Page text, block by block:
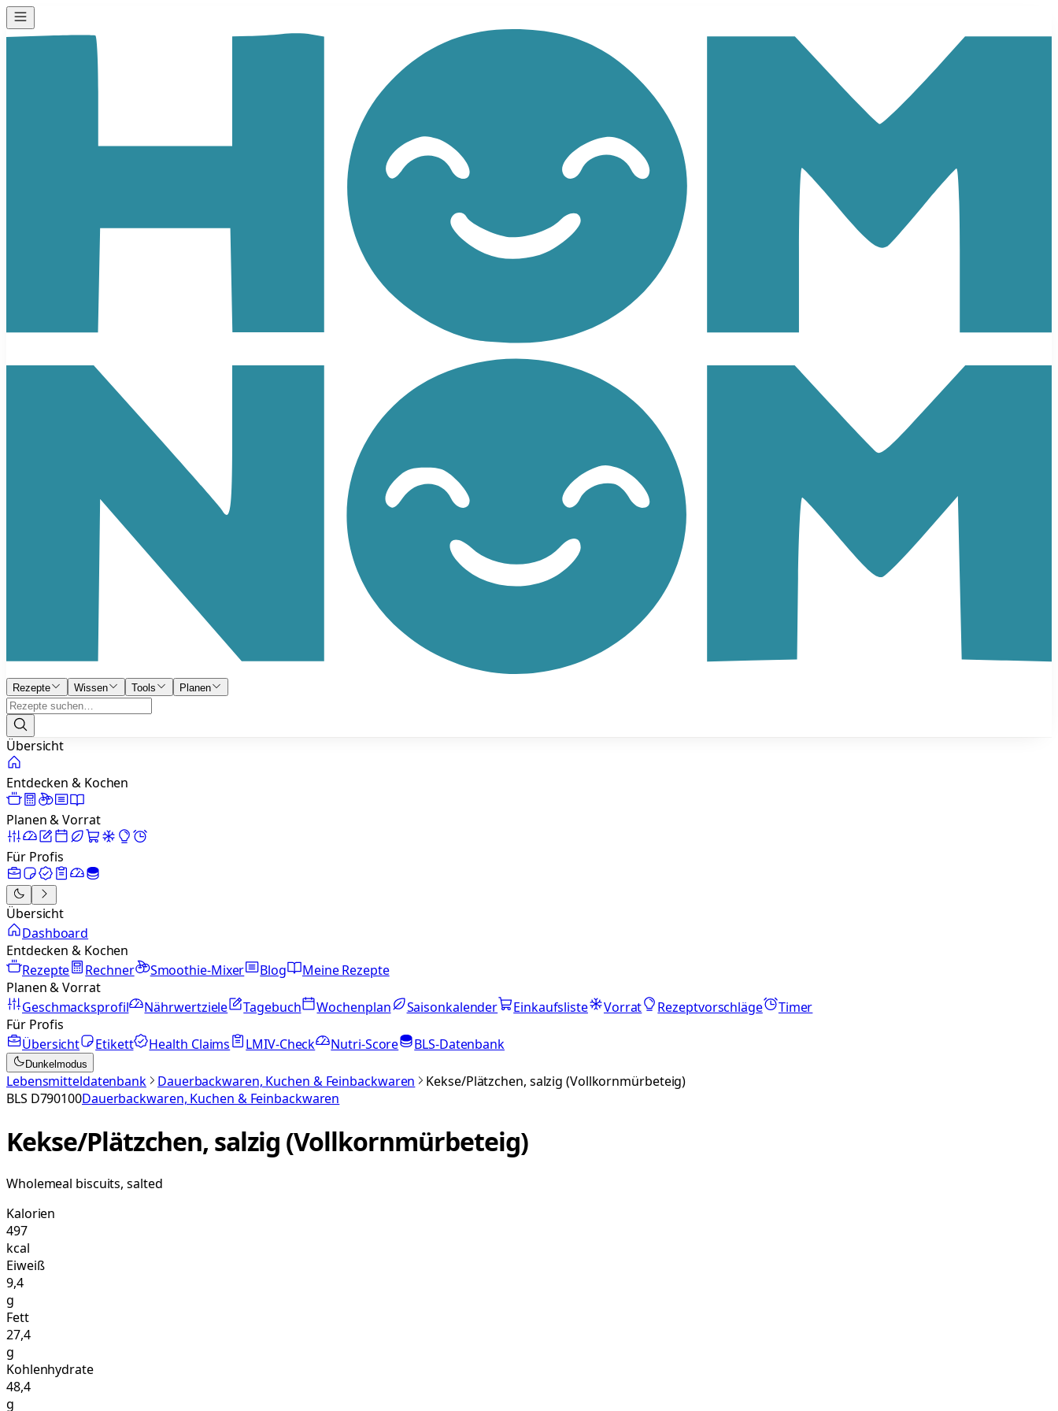
Rezepte Wissen Tools Planen
Übersicht
Entdecken & Kochen
Planen & Vorrat
Für Profis
Übersicht
Dashboard
Entdecken & Kochen
Rezepte
Rechner Smoothie-Mixer Blog
Meine Rezepte
Planen & Vorrat
Geschmacksprofil
Nährwertziele Tagebuch Wochenplan Saisonkalender Einkaufsliste Vorrat Rezeptvorschläge
Timer
Für Profis
Übersicht
Etikett Health Claims LMIV-Check Nutri-Score BLS-Datenbank
Dunkelmodus
Lebensmitteldatenbank Dauerbackwaren, Kuchen & Feinbackwaren
Kekse/Plätzchen, salzig (Vollkornmürbeteig)
BLS D790100Dauerbackwaren, Kuchen & Feinbackwaren
Kekse/Plätzchen, salzig (Vollkornmürbeteig)
Wholemeal biscuits, salted
Kalorien
497
kcal
Eiweiß
9,4
g
Fett
27,4
g
Kohlenhydrate
48,4
g